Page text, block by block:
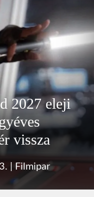
2027 eleji
vissza
Filmipar